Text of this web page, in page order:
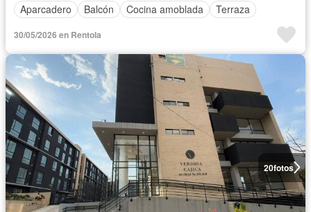
Aparcadero
Balcón Cocina amoblada Terraza
30/05/2026 en Rentola
20fotos